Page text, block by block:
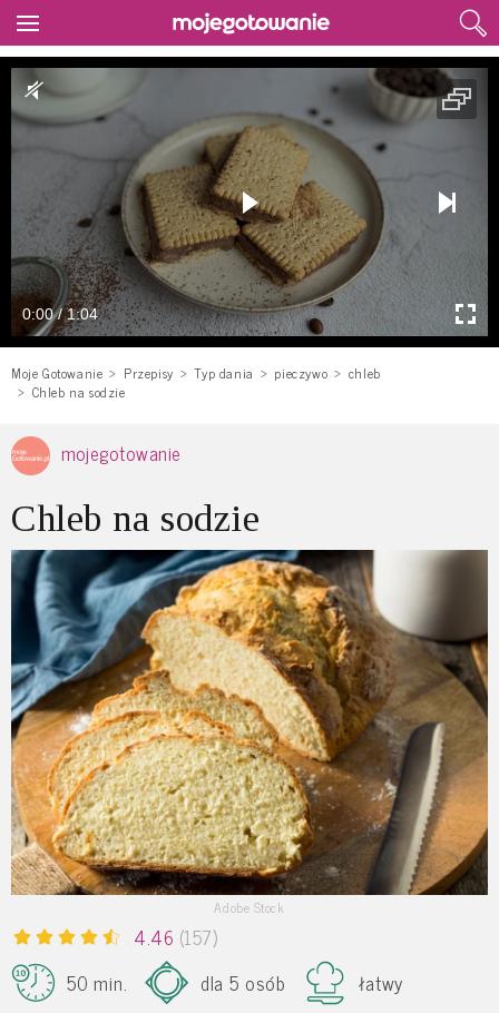
0:00 / 1:04
Moje Gotowanie Przepisy Typ dania pieczywo
chleb
Chleb na sodzie
mojegotowanie
Chleb na sodzie
Adobe Stock
4.46 (157)
50 min.
dla 5 osób łatwy